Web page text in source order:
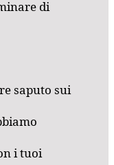
di
saputo sui
i tuoi